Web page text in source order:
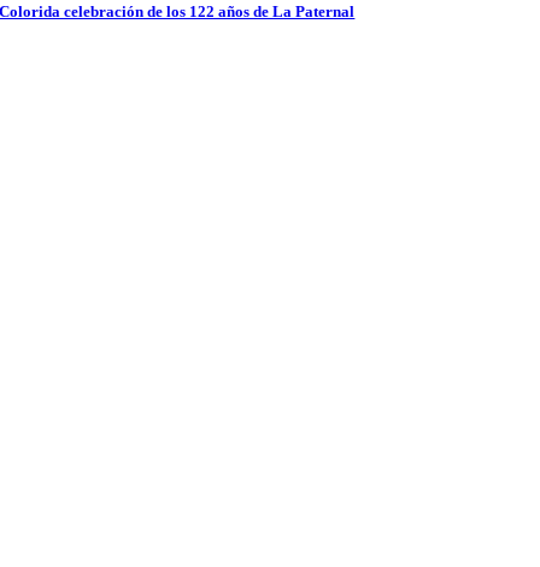
Colorida celebración de los 122 años de La Paternal